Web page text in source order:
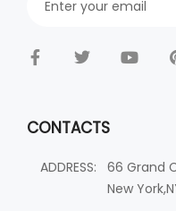
CONTACTS
ADDRESS:
66 Grand
New